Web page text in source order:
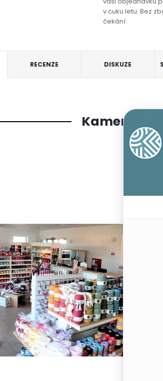
v cuku letu. Bez
čekání.
RECENZE DISKUZE
Kamenný